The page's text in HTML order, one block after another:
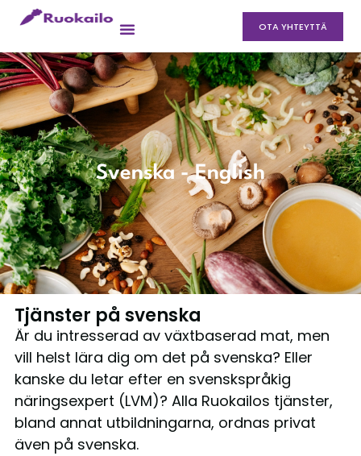
OTA YHTEYTTÄ
Svenska - English
Tjänster på svenska
Är du intresserad av växtbaserad mat, men
vill helst lära dig om det på svenska? Eller
kanske du letar efter en svenskspråkig
näringsexpert (LVM)? Alla Ruokailos tjänster,
bland annat utbildningarna, ordnas privat
även på svenska.